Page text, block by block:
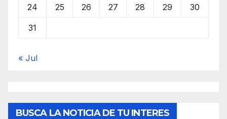
24 25 26 27 28 29 30
31
« Jul
BUSCA LA NOTICIA DE TU INTERES